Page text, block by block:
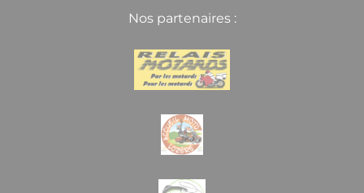
Nos partenaires :